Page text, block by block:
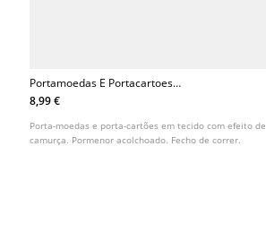
Portamoedas E Portacartoes
Compacto Acolchoado
8,99 €
Porta-moedas e porta-cartões em tecido com efeito de
camurça. Pormenor acolchoado. Fecho de correr.